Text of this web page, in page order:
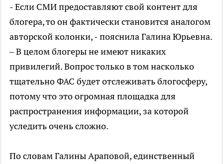
- Если СМИ предоставляют свой контент для
блогера, то он фактически становится аналогом
авторской колонки, - пояснила Галина Юрьевна.
– В целом блогеры не имеют никаких
привилегий. Вопрос только в том насколько
тщательно ФАС будет отслеживать блогосферу,
потому что это огромная площадка для
распространения информации, за которой
уследить очень сложно.
По словам Галины Араповой, единственный